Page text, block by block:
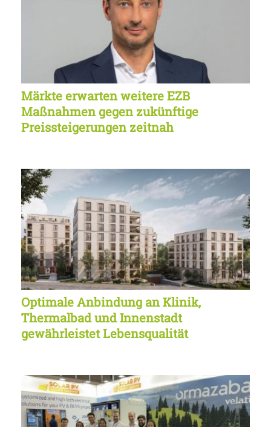
Märkte erwarten weitere EZB
Maßnahmen gegen zukünftige
Preissteigerungen zeitnah
Optimale Anbindung an Klinik,
Thermalbad und Innenstadt
gewährleistet Lebensqualität